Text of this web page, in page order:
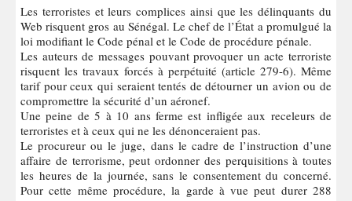
Les terroristes et leurs complices ainsi que les délinquants du
Web risquent gros au Sénégal. Le chef de l’État a promulgué la
loi modifiant le Code pénal et le Code de procédure pénale.
Les auteurs de messages pouvant provoquer un acte terroriste
risquent les travaux forcés à perpétuité (article 279-6). Même
tarif pour ceux qui seraient tentés de détourner un avion ou de
compromettre la sécurité d’un aéronef.
Une peine de 5 à 10 ans ferme est infligée aux receleurs de
terroristes et à ceux qui ne les dénonceraient pas.
Le procureur ou le juge, dans le cadre de l’instruction d’une
affaire de terrorisme, peut ordonner des perquisitions à toutes
les heures de la journée, sans le consentement du concerné.
Pour cette même procédure, la garde à vue peut durer 288